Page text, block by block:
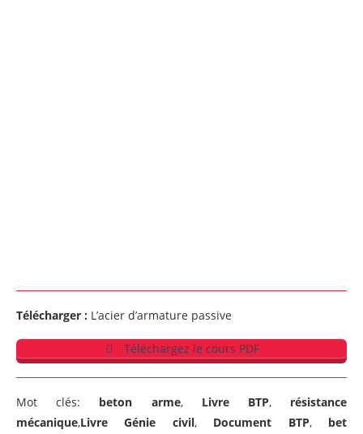
Télécharger : L’acier d’armature passive
Téléchargez le cours PDF
Mot clés: beton arme, Livre BTP, résistance
mécanique,Livre Génie civil, Document BTP, bet